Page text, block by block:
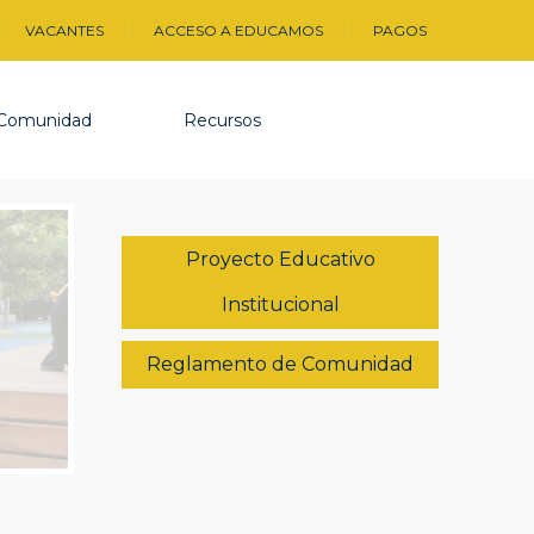
VACANTES ACCESO A EDUCAMOS PAGOS
Recursos
Proyecto Educativo
Institucional
Reglamento de Comunidad